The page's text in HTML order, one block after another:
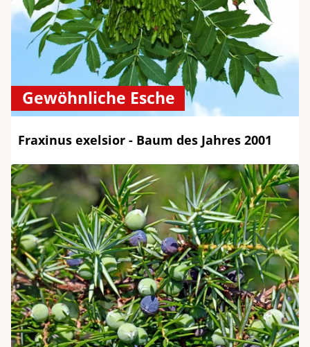
Gewöhnliche Esche
Fraxinus exelsior - Baum des Jahres 2001